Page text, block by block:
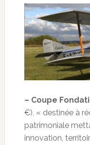
– Coupe
€), « destinée à
patrimoniale
innovation,